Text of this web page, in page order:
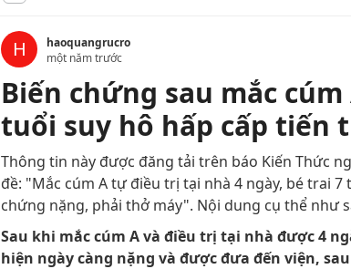
H
haoquangrucro
một năm trước
Biến chứng sau mắc
tuổi suy hô hấp cấp tiến
Thông tin này được đăng tải trên báo Kiến Thức
đề: "Mắc cúm A tự điều trị tại nhà 4 ngày, bé trai
chứng nặng, phải thở máy". Nội dung cụ thể như
Sau khi mắc cúm A và điều trị tại nhà được 4
hiện ngày càng nặng và được đưa đến viện,